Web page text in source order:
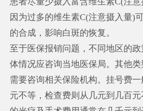
因为过多的维生素C(注意摄入量)
的合成，影响白斑的恢复。
至于医保报销问题，不同地区的
体情况应咨询当地医保局。其他类
需要咨询相关保险机构。挂号费
元不等，检查费则从几元到几百